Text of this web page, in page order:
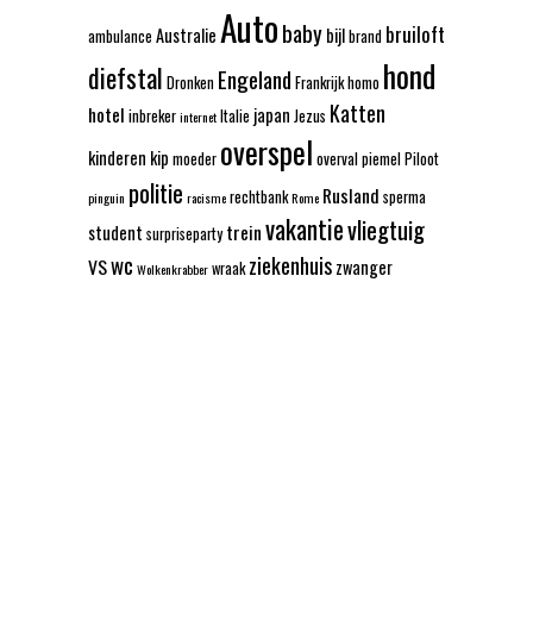
ambulance AustralieAutobabybijlbrand bruiloft
diefstal Dronken Engeland Frankrijkhomo hond
hotel inbrekerinternetItalie japan Jezus Katten
kinderen kip moeder overspel overvalpiemelPiloot
pinguin politie racismerechtbankRome Rusland sperma
student surpriseparty treinvakantievliegtuig
VSwc Wolkenkrabberwraak ziekenhuiszwanger